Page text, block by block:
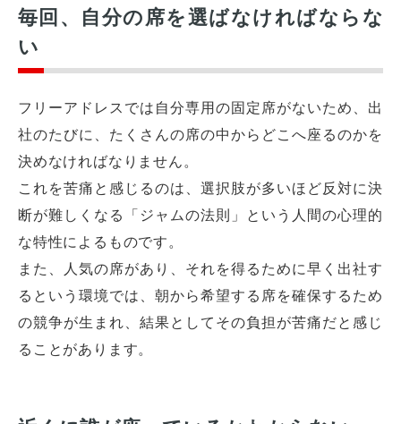
毎回、自分の席を選ばなければならな
い
フリーアドレスでは自分専用の固定席がないため、出
社のたびに、たくさんの席の中からどこへ座るのかを
決めなければなりません。
これを苦痛と感じるのは、選択肢が多いほど反対に決
断が難しくなる「ジャムの法則」という人間の心理的
な特性によるものです。
また、人気の席があり、それを得るために早く出社す
るという環境では、朝から希望する席を確保するため
の競争が生まれ、結果としてその負担が苦痛だと感じ
ることがあります。